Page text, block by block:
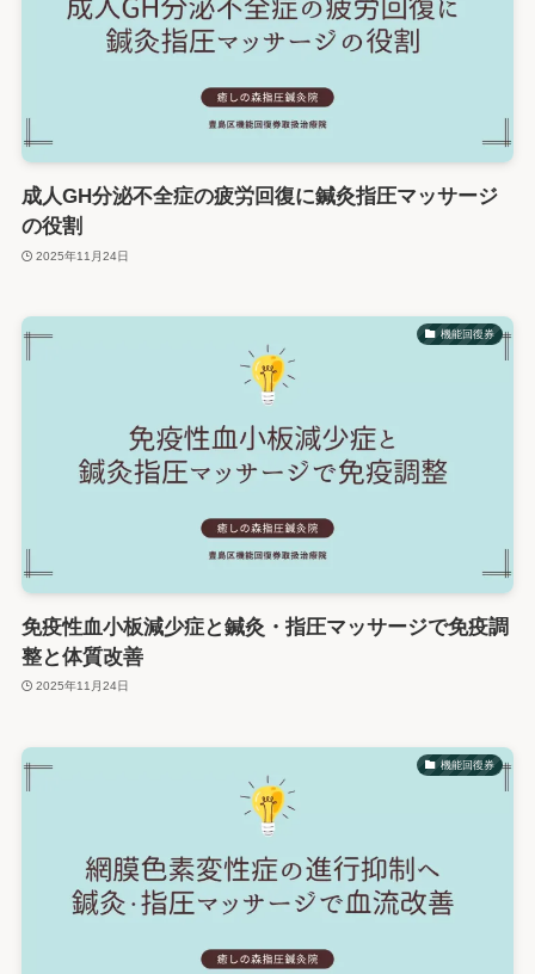
成人GH分泌不全症の疲労回復に鍼灸指圧マッサージ
の役割
2025年11月24日
機能回復券
免疫性血小板減少症と鍼灸・指圧マッサージで免疫調
整と体質改善
2025年11月24日
機能回復券